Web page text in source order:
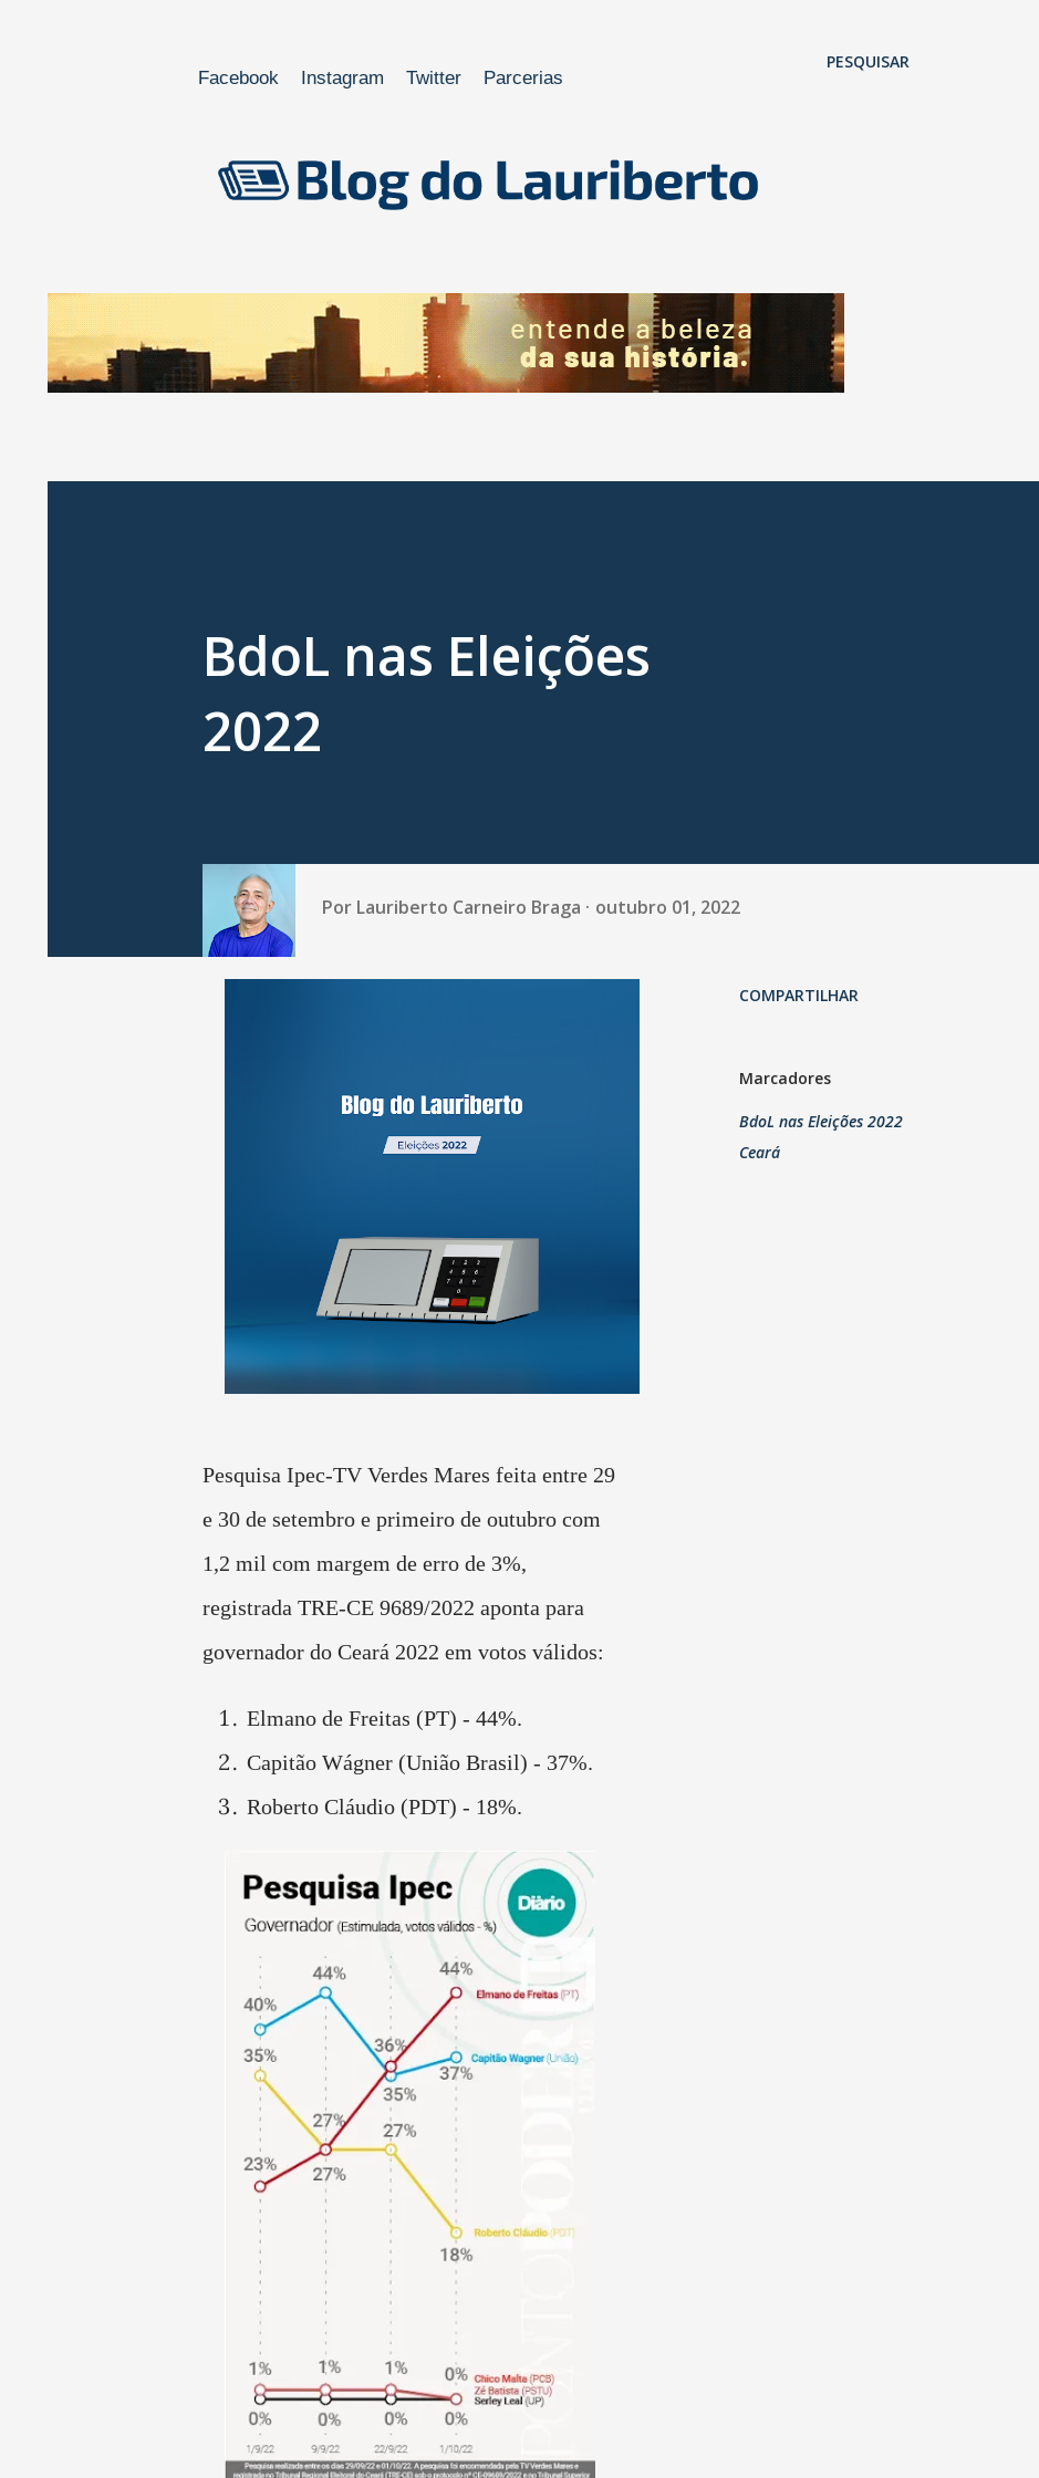
Facebook Instagram Twitter Parcerias
PESQUISAR
BdoL nas Eleições
2022
Por Lauriberto Carneiro Braga outubro 01, 2022
Pesquisa Ipec-TV Verdes Mares feita entre 29
e 30 de setembro e primeiro de outubro com
1,2 mil com margem de erro de 3%,
registrada TRE-CE 9689/2022 aponta para
governador do Ceará 2022 em votos válidos:
Elmano de Freitas (PT) - 44%.
Capitão Wágner (União Brasil) - 37%.
Roberto Cláudio (PDT) - 18%.
COMPARTILHAR
Marcadores
BdoL nas Eleições 2022
Ceará